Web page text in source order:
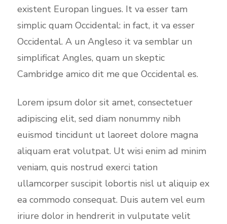
existent Europan lingues. It va esser tam
simplic quam Occidental: in fact, it va esser
Occidental. A un Angleso it va semblar un
simplificat Angles, quam un skeptic
Cambridge amico dit me que Occidental es.
Lorem ipsum dolor sit amet, consectetuer
adipiscing elit, sed diam nonummy nibh
euismod tincidunt ut laoreet dolore magna
aliquam erat volutpat. Ut wisi enim ad minim
veniam, quis nostrud exerci tation
ullamcorper suscipit lobortis nisl ut aliquip ex
ea commodo consequat. Duis autem vel eum
iriure dolor in hendrerit in vulputate velit